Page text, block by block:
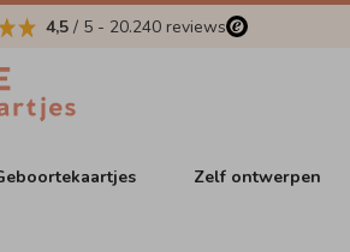
4,5 / 5 - 20.240 reviews
Zelf ontwerpen